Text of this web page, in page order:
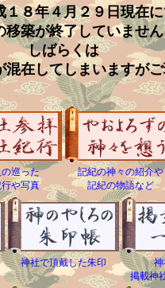
１８年４月２９日現在
移築が終了していませ
しばらくは
混在してしまいますが
巡った
や写真
記紀の神々の紹介や
記紀の物語など
神社で頂戴した朱印
神
掲載神